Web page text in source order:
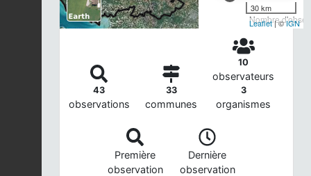
Nombre
30 km
Leaflet| ©IGN
43
observations
33
communes
10
observateurs
3
organismes
Première
observation
Dernière
observation